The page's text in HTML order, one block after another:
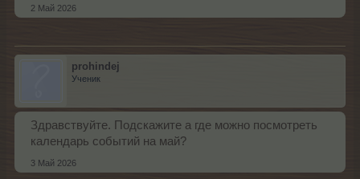
2 Май 2026
prohindej
Ученик
Здравствуйте. Подскажите а где можно посмотреть
календарь событий на май?
3 Май 2026